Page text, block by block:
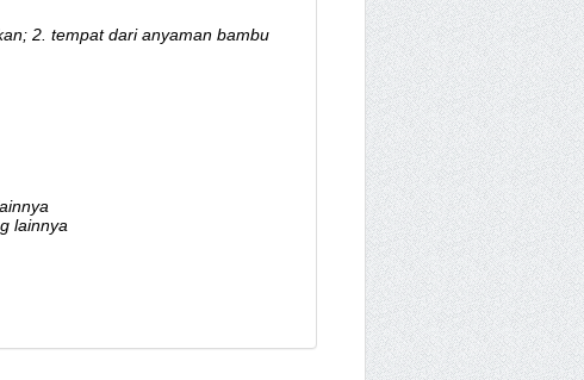
2. tempat dari anyaman bambu
lainnya